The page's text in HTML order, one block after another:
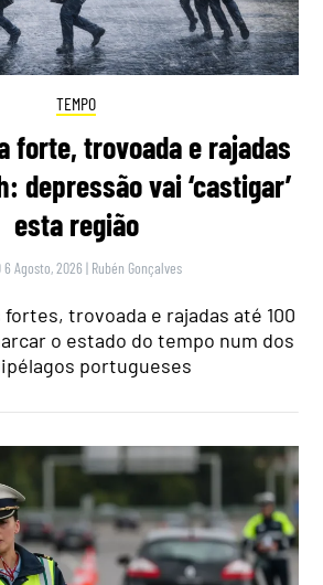
TEMPO
forte, trovoada e rajadas
depressão vai ‘castigar’
esta região
6 Agosto, 2026 | Rubén Gonçalves
fortes, trovoada e rajadas até 100
o estado do tempo num dos
portugueses